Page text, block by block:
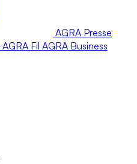
AGRA Presse
AGRA Fil AGRA Business